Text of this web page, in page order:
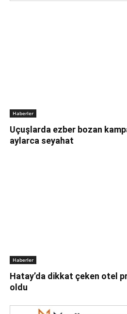
Haberler
Uçuşlarda ezber bozan
aylarca seyahat
Haberler
Hatay’da dikkat çeken otel
oldu